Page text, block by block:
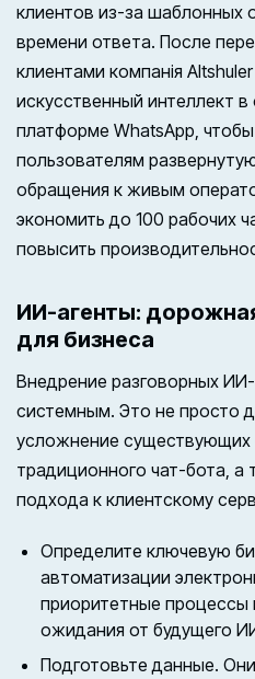
клиентов из-за шаблонных
времени ответа. После
клиентами компанія
искусственный интеллект в
платформе WhatsApp,
пользователям
обращения к живым
экономить до 100 рабочих
повысить
ИИ-агенты:
для бизнеса
Внедрение разговорных
системным. Это не просто
усложнение существующих
традиционного чат-бота,
подхода к клиентскому
Определите ключевую
автоматизации
приоритетные процессы
ожидания от будущего
Подготовьте данные.